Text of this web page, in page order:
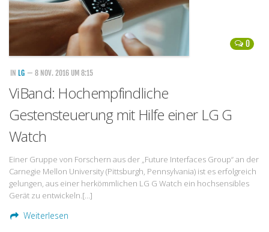
0
IN LG — 8 NOV. 2016 UM 8:15
ViBand: Hochempfindliche
Gestensteuerung mit Hilfe einer LG G
Watch
Einer Gruppe von Forschern aus der „Future Interfaces Group“ an der
Carnegie Mellon University (Pittsburgh, Pennsylvania) ist es erfolgreich
gelungen, aus einer herkömmlichen LG G Watch ein hochsensibles
Gerät zu entwickeln.[…]
Weiterlesen